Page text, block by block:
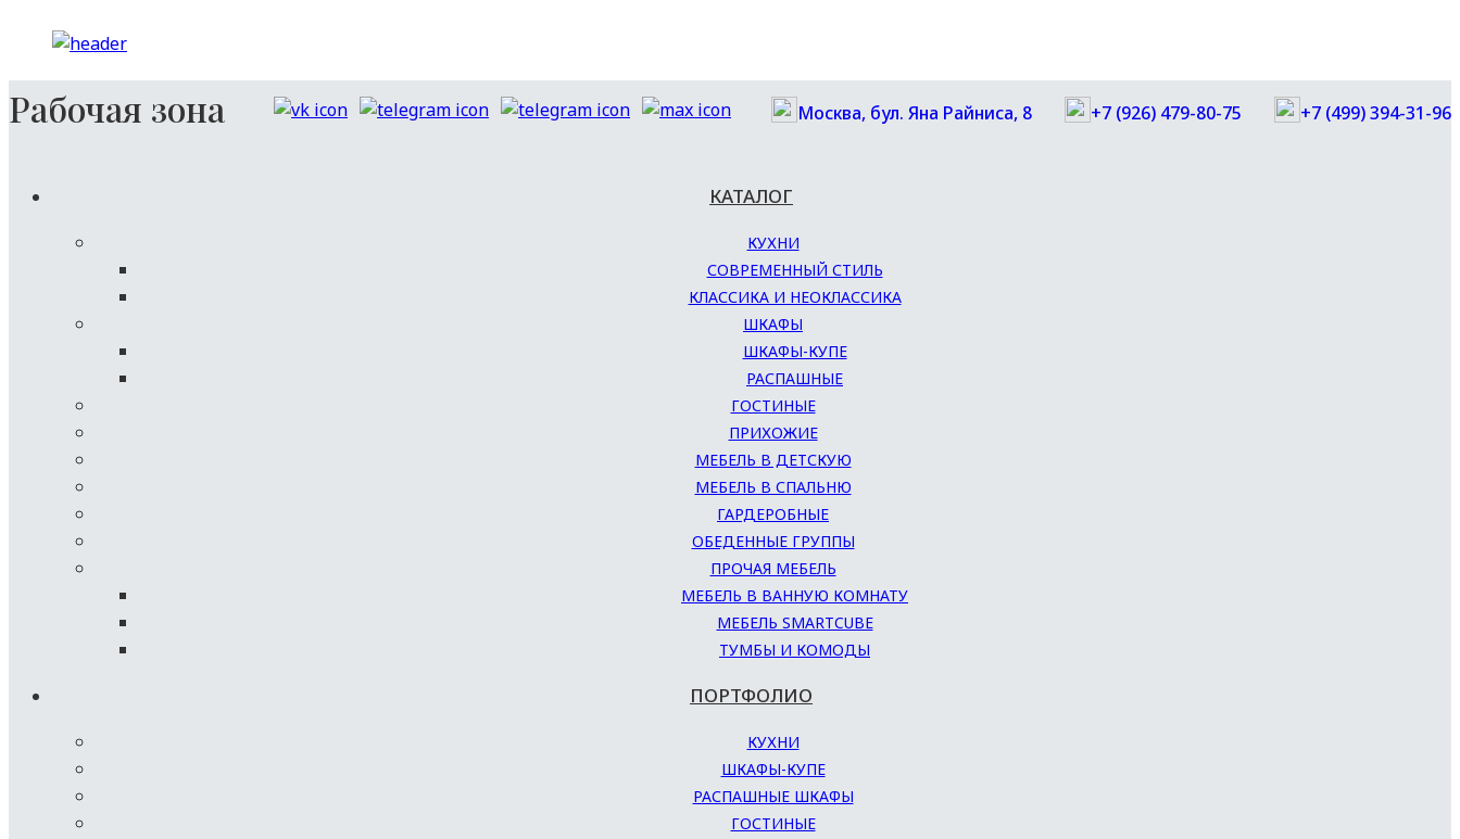
Перейти
содержимому
+7 (499) 394-31-96
+7 (926) 479-80-75
Москва, бул. Яна Райниса, 8
КАТАЛОГ
КУХНИ
СОВРЕМЕННЫЙ СТИЛЬ
КЛАССИКА И НЕОКЛАССИКА
ШКАФЫ
ШКАФЫ-КУПЕ
РАСПАШНЫЕ
ГОСТИНЫЕ
ПРИХОЖИЕ
МЕБЕЛЬ В ДЕТСКУЮ
МЕБЕЛЬ В СПАЛЬНЮ
ГАРДЕРОБНЫЕ
ОБЕДЕННЫЕ ГРУППЫ
ПРОЧАЯ МЕБЕЛЬ
МЕБЕЛЬ В ВАННУЮ КОМНАТУ
МЕБЕЛЬ SMARTCUBE
ТУМБЫ И КОМОДЫ
ПОРТФОЛИО
КУХНИ
ШКАФЫ-КУПЕ
РАСПАШНЫЕ ШКАФЫ
ГОСТИНЫЕ
Рабочая зона